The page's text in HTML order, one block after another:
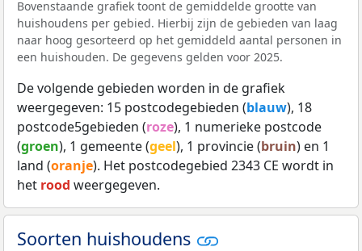
Bovenstaande grafiek toont de gemiddelde grootte van
huishoudens per gebied. Hierbij zijn de gebieden van laag
naar hoog gesorteerd op het gemiddeld aantal personen in
een huishouden. De gegevens gelden voor 2025.
De volgende gebieden worden in de grafiek
weergegeven: 15 postcodegebieden (blauw), 18
postcode5gebieden (roze), 1 numerieke postcode
(groen), 1 gemeente (geel), 1 provincie (bruin) en 1
land (oranje). Het postcodegebied 2343 CE wordt in
het rood weergegeven.
Soorten huishoudens